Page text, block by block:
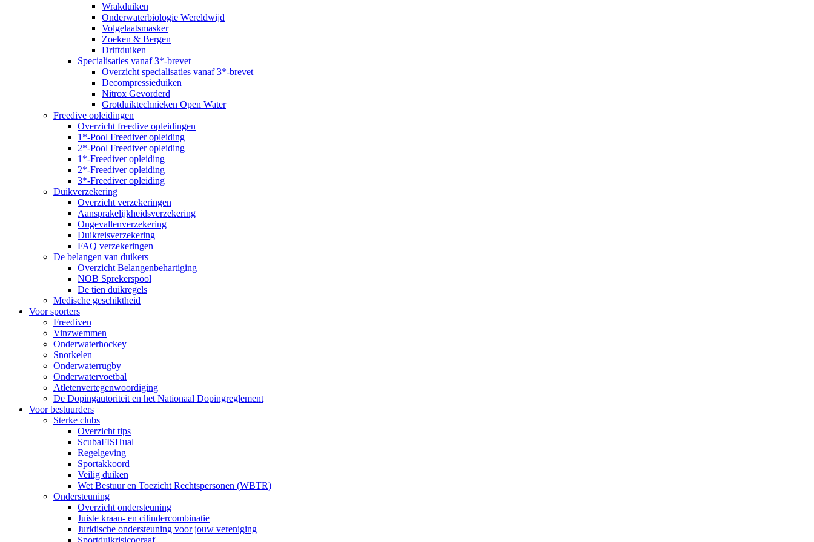
Wrakduiken
Onderwaterbiologie Wereldwijd
Volgelaatsmasker
Zoeken & Bergen
Driftduiken
Specialisaties vanaf 3*-brevet
Overzicht specialisaties vanaf 3*-brevet
Decompressieduiken
Nitrox Gevorderd
Grotduiktechnieken Open Water
Freedive opleidingen
Overzicht freedive opleidingen
1*-Pool Freediver opleiding
2*-Pool Freediver opleiding
1*-Freediver opleiding
2*-Freediver opleiding
3*-Freediver opleiding
Duikverzekering
Overzicht verzekeringen
Aansprakelijkheidsverzekering
Ongevallenverzekering
Duikreisverzekering
FAQ verzekeringen
De belangen van duikers
Overzicht Belangenbehartiging
NOB Sprekerspool
De tien duikregels
Medische geschiktheid
Voor sporters
Freediven
Vinzwemmen
Onderwaterhockey
Snorkelen
Onderwaterrugby
Onderwatervoetbal
Atletenvertegenwoordiging
De Dopingautoriteit en het Nationaal Dopingreglement
Voor bestuurders
Sterke clubs
Overzicht tips
ScubaFISHual
Regelgeving
Sportakkoord
Veilig duiken
Wet Bestuur en Toezicht Rechtspersonen (WBTR)
Ondersteuning
Overzicht ondersteuning
Juiste kraan- en cilindercombinatie
Juridische ondersteuning voor jouw vereniging
Sportduikrisicograaf